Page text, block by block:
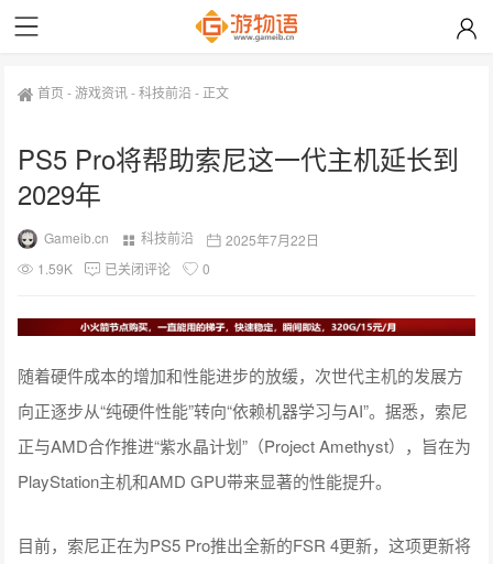
首页 -游戏资讯-科技前沿- 正文
PS5 Pro将帮助索尼这一代主机延长到
2029年
Gameib.cn 科技前沿
2025年7月22日
1.59K
已关闭评论 0
随着硬件成本的增加和性能进步的放缓，次世代主机的发展方
向正逐步从“纯硬件性能”转向“依赖机器学习与AI”。据悉，索尼
正与AMD合作推进“紫水晶计划”（Project Amethyst），旨在为
PlayStation主机和AMD GPU带来显著的性能提升。
目前，索尼正在为PS5 Pro推出全新的FSR 4更新，这项更新将